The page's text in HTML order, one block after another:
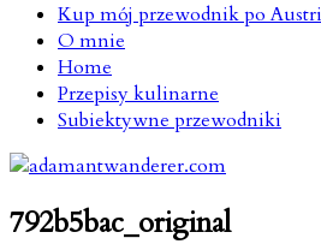
Kup mój przewodnik po
O mnie
Home
Przepisy kulinarne
Subiektywne przewodniki
792b5bac_original